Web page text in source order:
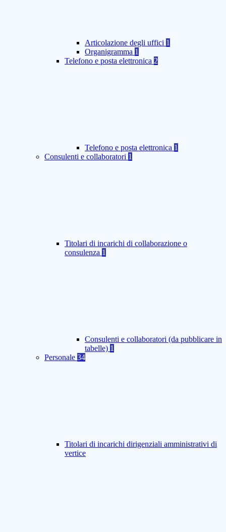
Articolazione degli uffici 1
Organigramma 1
Telefono e posta elettronica 2
Telefono e posta elettronica 1
Consulenti e collaboratori 1
Titolari di incarichi di collaborazione o
consulenza 1
Consulenti e collaboratori (da pubblicare in
tabelle) 1
Personale 34
Titolari di incarichi dirigenziali amministrativi di
vertice